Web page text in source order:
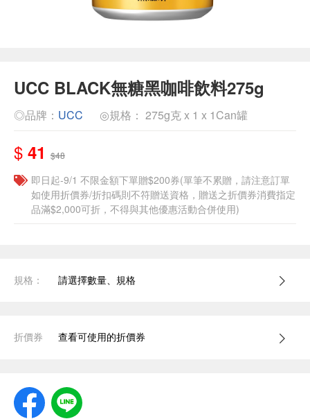
UCC BLACK無糖黑咖啡飲料275g
◎品牌： UCC ◎規格： 275g克 x 1 x 1Can罐
$ 41 $48
即日起-9/1 不限金額下單贈$200券(單筆不累贈，請注意訂單
如使用折價券/折扣碼則不符贈送資格，贈送之折價券消費指定
品滿$2,000可折，不得與其他優惠活動合併使用)
規格： 請選擇數量、規格
折價券 查看可使用的折價券